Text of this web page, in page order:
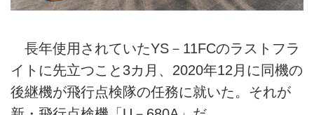
長年使用されていたYS－11FCのラストフラ
イトに先立つこと3カ月、2020年12月に同機の
後継機が飛行点検隊の任務に就いた。それが